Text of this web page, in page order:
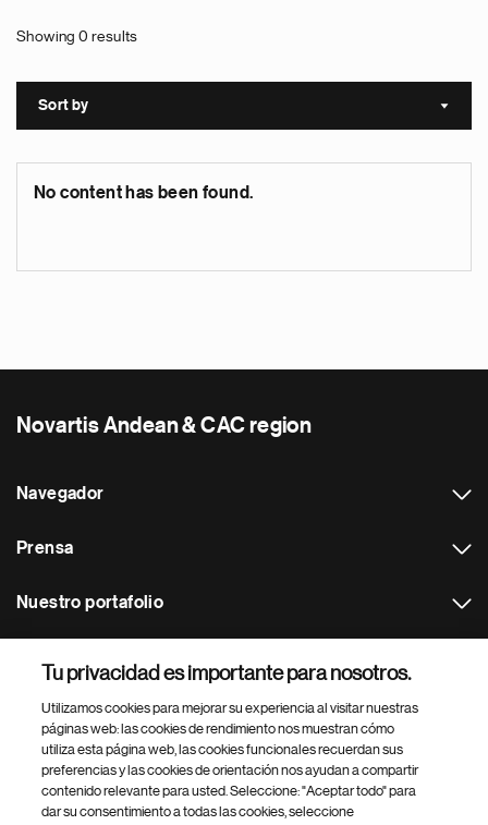
Showing 0 results
Sort by Sort
No content has been found.
Novartis Andean & CAC region
Navegador
Prensa
Nuestro portafolio
Footer Site Search
Tu privacidad es importante para nosotros.
Utilizamos cookies para mejorar su experiencia al visitar nuestras
páginas web: las cookies de rendimiento nos muestran cómo
utiliza esta página web, las cookies funcionales recuerdan sus
preferencias y las cookies de orientación nos ayudan a compartir
contenido relevante para usted. Seleccione: "Aceptar todo" para
dar su consentimiento a todas las cookies, seleccione